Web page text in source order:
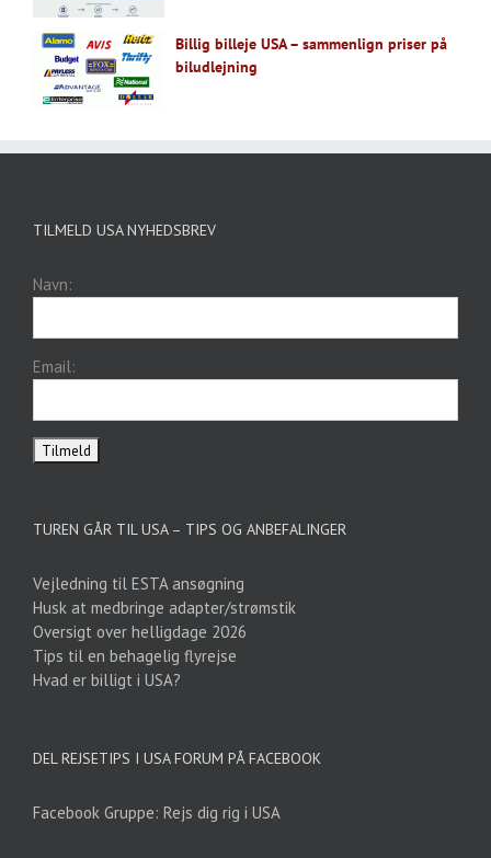
Billig billeje USA – sammenlign priser på
biludlejning
TILMELD USA NYHEDSBREV
Navn:
Email:
TUREN GÅR TIL USA – TIPS OG ANBEFALINGER
Vejledning til ESTA ansøgning
Husk at medbringe adapter/strømstik
Oversigt over helligdage 2026
Tips til en behagelig flyrejse
Hvad er billigt i USA?
DEL REJSETIPS I USA FORUM PÅ FACEBOOK
Facebook Gruppe: Rejs dig rig i USA